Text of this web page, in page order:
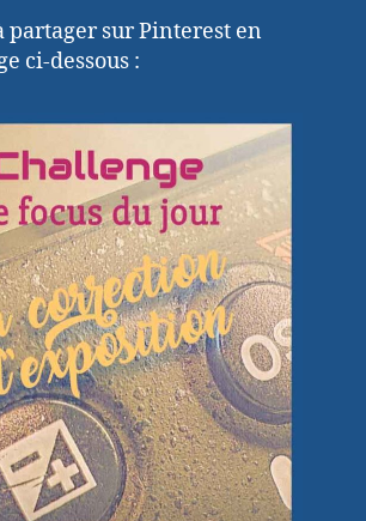
partager sur Pinterest en
ci-dessous :